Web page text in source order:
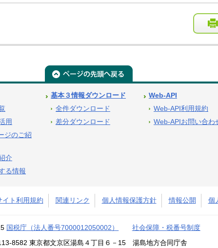
用
ジのご紹
介
る情報
基本３情報ダウンロード
全件ダウンロード
差分ダウンロード
Web-API
Web-API利用規約
Web-APIお問い合わ
イト利用規約 関連リンク 個人情報保護方針 情報公開 個
国税庁（法人番号7000012050002） 社会保障・税番号制度
8582 東京都文京区湯島４丁目６－15 湯島地方合同庁舎